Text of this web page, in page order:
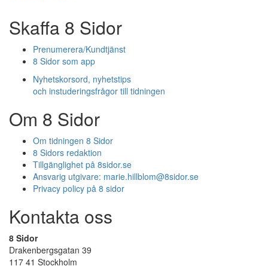
Skaffa 8 Sidor
Prenumerera/Kundtjänst
8 Sidor som app
Nyhetskorsord, nyhetstips
och instuderingsfrågor till tidningen
Om 8 Sidor
Om tidningen 8 Sidor
8 Sidors redaktion
Tillgänglighet på 8sidor.se
Ansvarig utgivare: marie.hillblom@8sidor.se
Privacy policy på 8 sidor
Kontakta oss
8 Sidor
Drakenbergsgatan 39
117 41 Stockholm